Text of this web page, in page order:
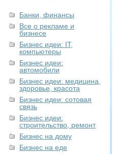
Банки, финансы
Все о рекламе и
бизнесе
Бизнес идеи: IT,
компьютеры
Бизнес идеи:
автомобили
Бизнес идеи: медицина,
здоровье, красота
Бизнес идеи: сотовая
связь
Бизнес идеи:
строительство, ремонт
Бизнес на дому
Бизнес на еде